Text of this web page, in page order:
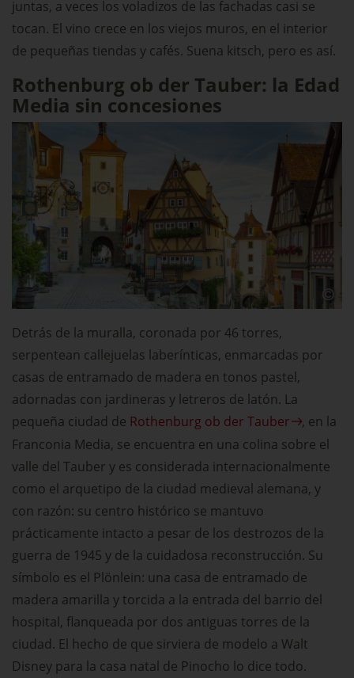
juntas, a veces los voladizos de las fachadas casi se
tocan. El vino crece en los viejos muros, en el interior
de pequeñas tiendas y cafés. Suena kitsch, pero es así.
Rothenburg ob der Tauber: la Edad
Media sin concesiones
Detrás de la muralla, coronada por 46 torres,
serpentean callejuelas laberínticas, enmarcadas por
casas de entramado de madera en tonos pastel,
adornadas con jardineras y letreros de latón. La
pequeña ciudad de Rothenburg ob der Tauber
, en la
Franconia Media, se encuentra en una colina sobre el
valle del Tauber y es considerada internacionalmente
como el arquetipo de la ciudad medieval alemana, y
con razón: su centro histórico se mantuvo
prácticamente intacto a pesar de los destrozos de la
guerra de 1945 y de la cuidadosa reconstrucción. Su
símbolo es el Plönlein: una casa de entramado de
madera amarilla y torcida a la entrada del barrio del
hospital, flanqueada por dos antiguas torres de la
ciudad. El hecho de que sirviera de modelo a Walt
Disney para la casa natal de Pinocho lo dice todo.